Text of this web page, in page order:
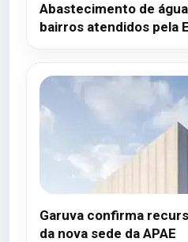
Abastecimento de
bairros atendidos pela
Garuva confirma
da nova sede da APAE